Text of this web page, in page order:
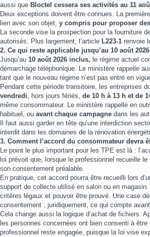
aussi que Bloctel cessera ses activités au 11
Deux exceptions doivent être connues. La
lien avec son objet, y compris pour proposer
La seconde vise la prospection pour la fourniture
autorisés. Plus largement, l’article L223-1 renvoie
2. Ce qui reste applicable jusqu’au 10 août 2026
Jusqu’au 10 août 2026 inclus, le régime actuel
démarchage téléphonique. Le ministère rappelle
tant que le nouveau régime n’est pas entré en
Pendant cette période transitoire, les entreprises
vendredi, hors jours fériés, de 10 h à 13 h et de
même consommateur. Le ministère rappelle en
habituel, ou avant chaque campagne dans les
Il faut aussi garder en tête qu’une interdiction
interdit dans les domaines de la rénovation
3. Comment l’accord du consommateur devra
Le point le plus important pour les TPE est là :
loi prévoit que, lorsque le professionnel recueille
son consentement préalable.
En pratique, cet accord pourra être recueilli lors
support de collecte utilisé en salon ou en
critères légaux et pouvoir être prouvé. Une case
consentement ; juridiquement, ce qui compte
Cela change aussi la logique d’achat de fichiers.
les personnes concernées ont bien consenti à
professionnel reste engagée, puisque la loi vise